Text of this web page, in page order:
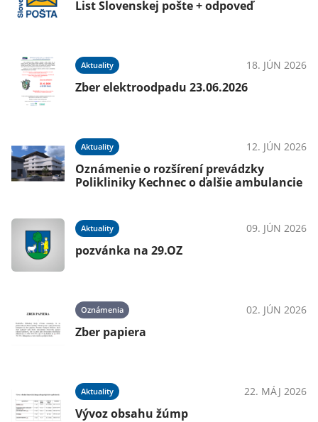
List Slovenskej pošte + odpoveď
Aktuality 18. JÚN 2026
Zber elektroodpadu 23.06.2026
Aktuality 12. JÚN 2026
Oznámenie o rozšírení prevádzky
Polikliniky Kechnec o ďalšie ambulancie
Aktuality 09. JÚN 2026
pozvánka na 29.OZ
Oznámenia 02. JÚN 2026
Zber papiera
Aktuality 22. MÁJ 2026
Vývoz obsahu žúmp